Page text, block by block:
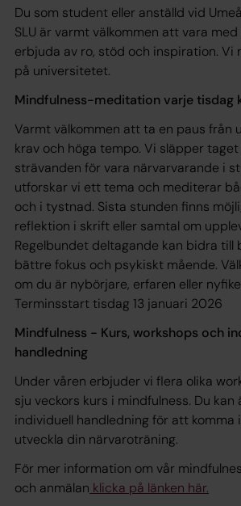
Du som student eller anställd vid
SLU är varmt välkommen att vara
erbjuda av ro, stöd och inspiration. Vi
på universitetet.
Mindfulness-meditation varje tisdag
Varmt välkommen att ta en paus från
krav och höga tempo. Vi släpper taget
strävanden för vara närvarvarande i
utforskar vi ett tema och mediterar
och i tystnad. Sista stunden finns
reflektion i skrift eller samtal om
Regelbundet deltagande kan bidra till
bättre fokus och psykiskt mående.
om du är nybörjare, erfaren eller
Terminsstart tisdag 13 januari 2026
Mindfulness - Kurs, workshops och
handledning
Under våren erbjuder vi flera olika
sju veckors kurs i mindfulness. Du
individuell handledning för att komma
utveckla din närvaroträning.
För mer information om vår
och anmälan klicka på länken här.